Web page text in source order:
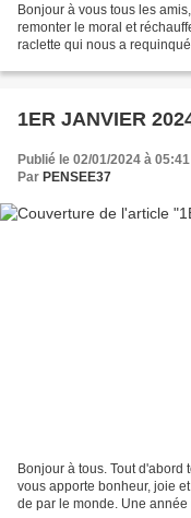
Bonjour à vous tous les
remonter le moral et
raclette qui nous a
1ER JANVIER
Publié le 02/01/2024 à 05:41
Par PENSEE37
Bonjour à tous. Tout
vous apporte bonheur, joie
de par le monde. Une